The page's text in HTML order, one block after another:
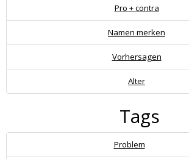
Pro + contra
Namen merken
Vorhersagen
Alter
Tags
Problem